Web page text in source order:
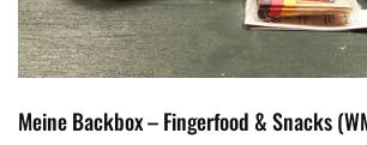
Meine Backbox – Fingerfood & Snacks